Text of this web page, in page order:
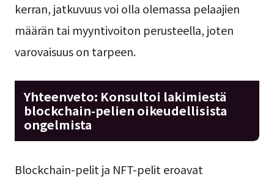
kerran, jatkuvuus voi olla olemassa pelaajien
määrän tai myyntivoiton perusteella, joten
varovaisuus on tarpeen.
Yhteenveto: Konsultoi lakimiestä
blockchain-pelien oikeudellisista
ongelmista
Blockchain-pelit ja NFT-pelit eroavat